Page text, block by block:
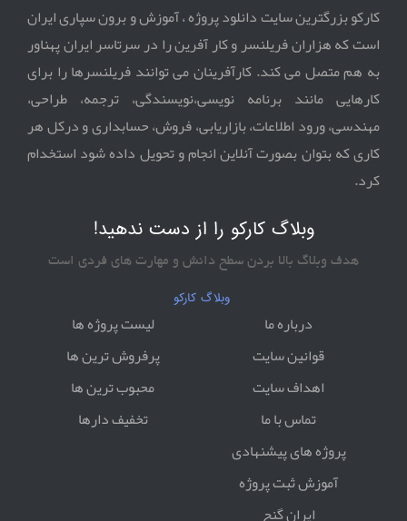
کارکو بزرگترین سایت دانلود پروژه ، آموزش و برون سپاری ایران
است که هزاران فریلنسر و کار آفرین را در سرتاسر ایران پهناور
به هم متصل می کند. کارآفرینان می توانند فریلنسرها را برای
کارهایی مانند برنامه نویسی،نویسندگی، ترجمه، طراحی،
مهندسی، ورود اطلاعات، بازاریابی، فروش، حسابداری و درکل هر
کاری که بتوان بصورت آنلاین انجام و تحویل داده شود استخدام
کرد.
وبلاگ کارکو را از دست ندهید!
هدف وبلاگ بالا بردن سطح دانش و مهارت های فردی است
وبلاگ کارکو
درباره ما
قوانین سایت
اهداف سایت
تماس با ما
لیست پروژه ها
پرفروش ترین ها
محبوب ترین ها
تخفیف دارها
پروژه های پیشنهادی
آموزش ثبت پروژه
ایران گنج